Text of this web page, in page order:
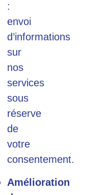
:
envoi
d’informations
sur
nos
services
sous
réserve
de
votre
consentement.
Amélioration